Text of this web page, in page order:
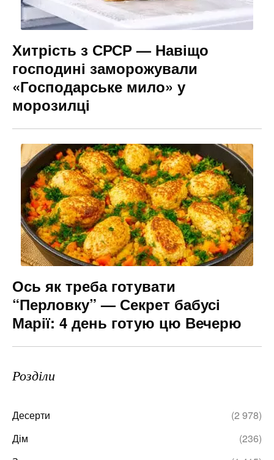
Хитрість з СРСР — Навіщо
господині заморожували
«Господарське мило» у
морозилці
Ось як треба готувати
“Перловку” — Секрет бабусі
Марії: 4 день готую цю Вечерю
Розділи
Десерти
(2 978)
Дім
(236)